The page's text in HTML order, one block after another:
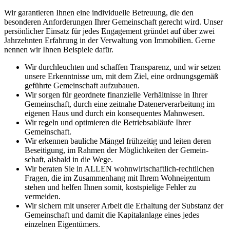
Wir garantieren Ihnen eine individuelle Betreuung, die den
besonderen Anforderungen Ihrer Gemeinschaft gerecht wird. Unser
persönlicher Einsatz für jedes Engagement gründet auf über zwei
Jahrzehnten Erfahrung in der Verwaltung von Immobilien. Gerne
nennen wir Ihnen Beispiele dafür.
Wir durchleuchten und schaffen Transparenz, und wir setzen
unsere Erkenntnisse um, mit dem Ziel, eine ordnungsgemäß
geführte Gemeinschaft aufzubauen.
Wir sorgen für geordnete finanzielle Verhältnisse in Ihrer
Gemeinschaft, durch eine zeitnahe Datenerverarbeitung im
eigenen Haus und durch ein konsequentes Mahnwesen.
Wir regeln und optimieren die Betriebsabläufe Ihrer
Gemeinschaft.
Wir erkennen bauliche Mängel frühzeitig und leiten deren
Beseitigung, im Rahmen der Möglichkeiten der Gemein-
schaft, alsbald in die Wege.
Wir beraten Sie in ALLEN wohnwirtschaftlich-rechtlichen
Fragen, die im Zusammenhang mit Ihrem Wohneigentum
stehen und helfen Ihnen somit, kostspielige Fehler zu
vermeiden.
Wir sichern mit unserer Arbeit die Erhaltung der Substanz der
Gemeinschaft und damit die Kapitalanlage eines jedes
einzelnen Eigentümers.